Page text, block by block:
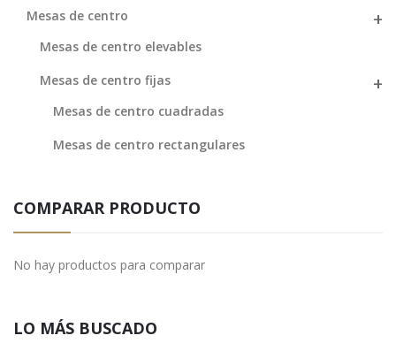
Mesas de centro
Mesas de centro elevables
Mesas de centro fijas
Mesas de centro cuadradas
Mesas de centro rectangulares
COMPARAR PRODUCTO
No hay productos para comparar
LO MÁS BUSCADO